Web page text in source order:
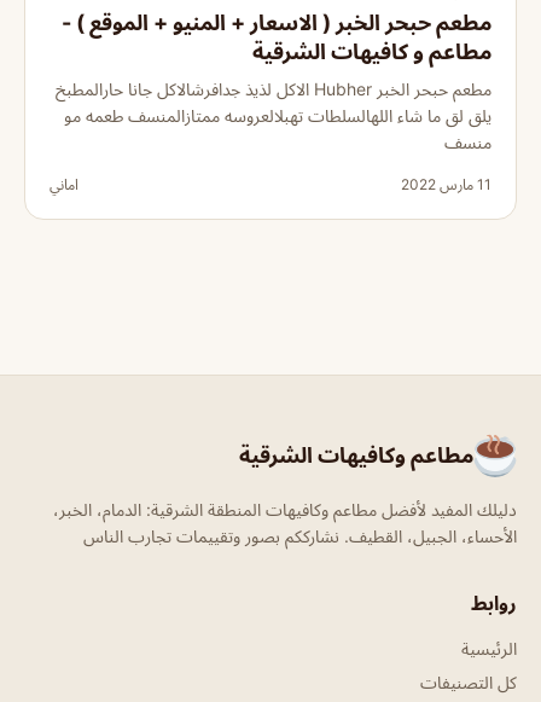
مطعم حبحر الخبر ( الاسعار + المنيو + الموقع ) -
مطاعم و كافيهات الشرقية
مطعم حبحر الخبر Hubher الاكل لذيذ جدافرشالاكل جانا حارالمطبخ
يلق لق ما شاء اللهالسلطات تهبلالعروسه ممتازالمنسف طعمه مو
منسف
11 مارس 2022 اماني
مطاعم وكافيهات الشرقية
دليلك المفيد لأفضل مطاعم وكافيهات المنطقة الشرقية: الدمام، الخبر،
الأحساء، الجبيل، القطيف. نشارككم بصور وتقييمات تجارب الناس
روابط
الرئيسية
كل التصنيفات